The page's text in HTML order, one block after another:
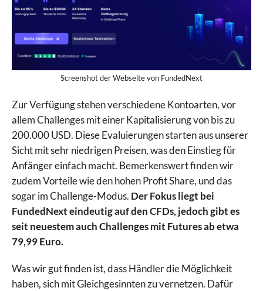
Screenshot der Webseite von FundedNext
Zur Verfügung stehen verschiedene Kontoarten, vor
allem Challenges mit einer Kapitalisierung von bis zu
200.000 USD. Diese Evaluierungen starten aus unserer
Sicht mit sehr niedrigen Preisen, was den Einstieg für
Anfänger einfach macht. Bemerkenswert finden wir
zudem Vorteile wie den hohen Profit Share, und das
sogar im Challenge-Modus. Der Fokus liegt bei
FundedNext eindeutig auf den CFDs, jedoch gibt es
seit neuestem auch Challenges mit Futures ab etwa
79,99 Euro.
Was wir gut finden ist, dass Händler die Möglichkeit
haben, sich mit Gleichgesinnten zu vernetzen. Dafür